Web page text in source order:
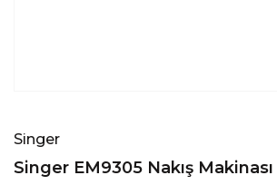
Singer
Singer EM9305 Nakış Makinası